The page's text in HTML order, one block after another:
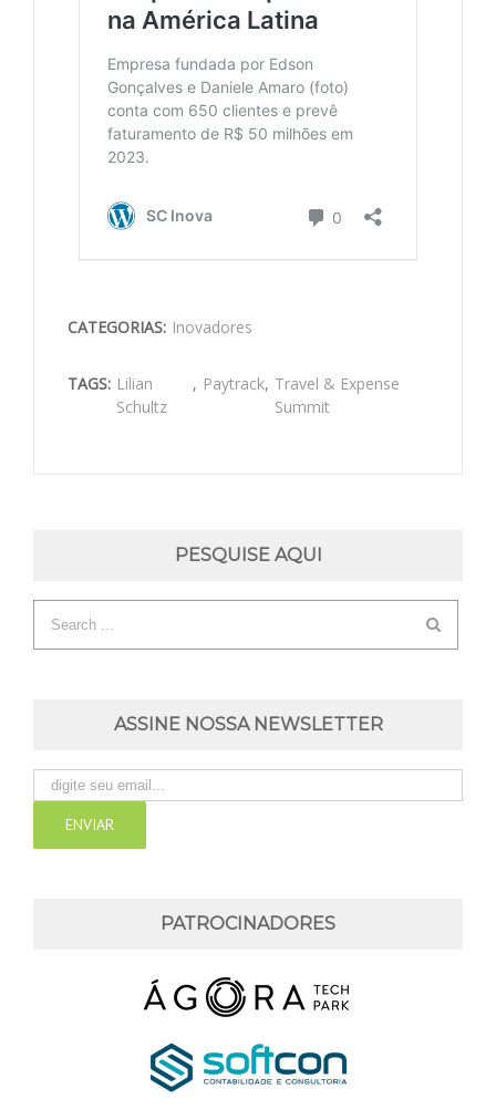
CATEGORIAS: Inovadores
TAGS: Lilian
Schultz
, Paytrack, Travel & Expense
Summit
PESQUISE AQUI
ASSINE NOSSA NEWSLETTER
PATROCINADORES